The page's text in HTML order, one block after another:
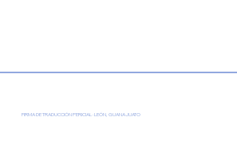
FIRMA DE TRADUCCIÓN PERICIAL · LEÓN, GUANAJUATO